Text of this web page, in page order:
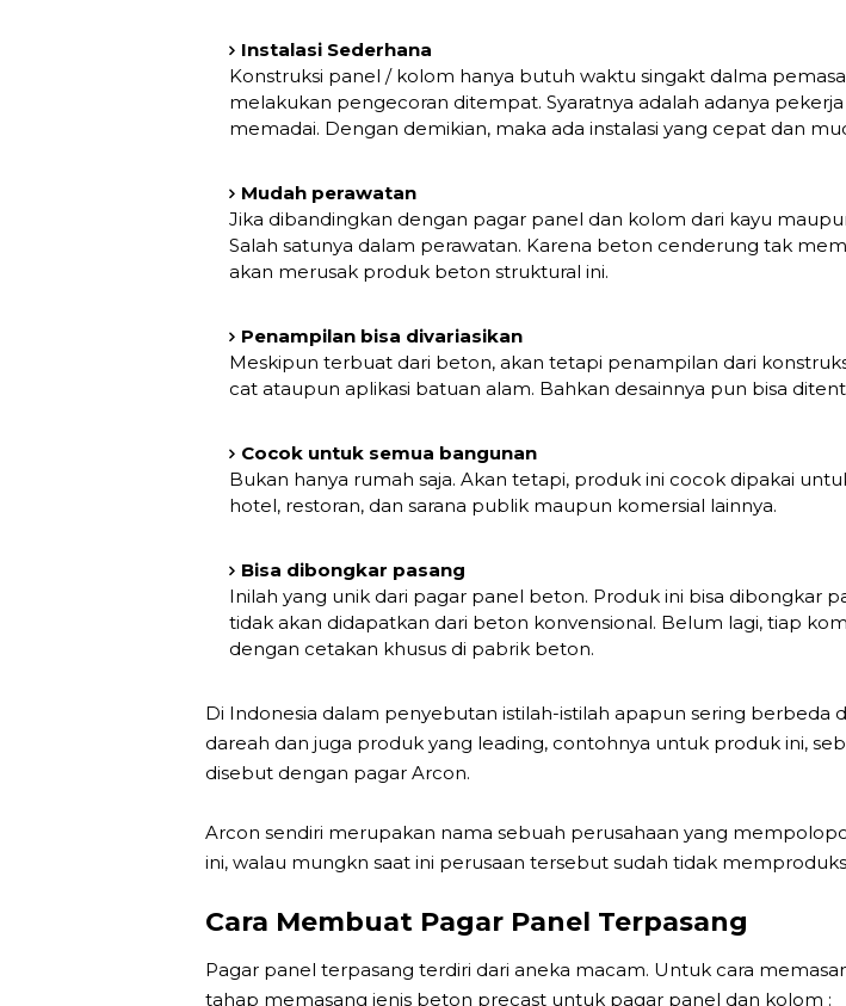
Instalasi Sederhana
Konstruksi panel / kolom hanya butuh waktu singakt dalma
melakukan pengecoran ditempat. Syaratnya adalah adanya
memadai. Dengan demikian, maka ada instalasi yang cepat dan
Mudah perawatan
Jika dibandingkan dengan pagar panel dan kolom dari kayu
Salah satunya dalam perawatan. Karena beton cenderung tak
akan merusak produk beton struktural ini.
Penampilan bisa divariasikan
Meskipun terbuat dari beton, akan tetapi penampilan dari
cat ataupun aplikasi batuan alam. Bahkan desainnya pun bisa
Cocok untuk semua bangunan
Bukan hanya rumah saja. Akan tetapi, produk ini cocok dipakai
hotel, restoran, dan sarana publik maupun komersial lainnya.
Bisa dibongkar pasang
Inilah yang unik dari pagar panel beton. Produk ini bisa dibongkar
tidak akan didapatkan dari beton konvensional. Belum lagi, tiap
dengan cetakan khusus di pabrik beton.
Di Indonesia dalam penyebutan istilah-istilah apapun sering berbeda
dareah dan juga produk yang leading, contohnya untuk produk ini,
disebut dengan pagar Arcon.
Arcon sendiri merupakan nama sebuah perusahaan yang
ini, walau mungkn saat ini perusaan tersebut sudah tidak
Cara Membuat Pagar Panel Terpasang
Pagar panel terpasang terdiri dari aneka macam. Untuk cara
tahap memasang jenis beton precast untuk pagar panel dan kolom :